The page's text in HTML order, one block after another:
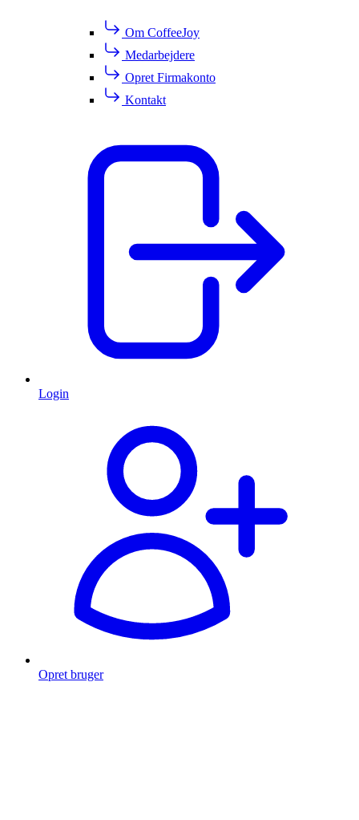
Om CoffeeJoy
Medarbejdere
Opret Firmakonto
Kontakt
Login
Opret bruger